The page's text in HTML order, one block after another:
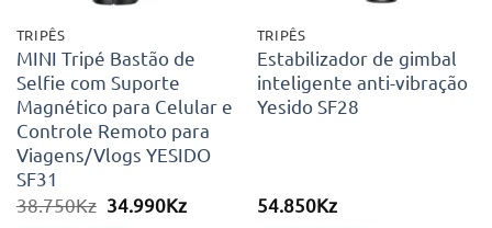
TRIPÊS
MINI Tripé Bastão de
Selfie com Suporte
Magnético para Celular e
Controle Remoto para
Viagens/Vlogs YESIDO
SF31
38.750Kz O
34.990KzO
TRIPÊS
Estabilizador de gimbal
inteligente anti-vibração
Yesido SF28
54.850Kz